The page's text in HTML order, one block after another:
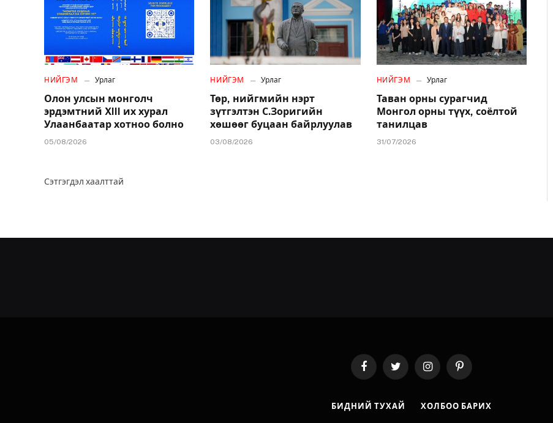
НИЙГЭМ Урлаг
Олон улсын монголч
эрдэмтний XIII их хурал
Улаанбаатар хотноо болно
05/08/2026
НИЙГЭМ Урлаг
Төр, нийгмийн нэрт
зүтгэлтэн С.Зоригийн
хөшөөг буцаан байрлуулав
03/08/2026
НИЙГЭМ Урлаг
Таван орны сурагчид
Монгол орны түүх, соёлтой
танилцав
31/07/2026
Сэтгэгдэл хаалттай
FacebookTwitter InstagramPinterest
БИДНИЙ ТУХАЙ ХОЛБОО БАРИХ